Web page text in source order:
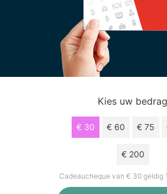
Kies uw bedrag
€ 30 € 60 € 75
€ 200
Cadeaucheque van € 30 geldig